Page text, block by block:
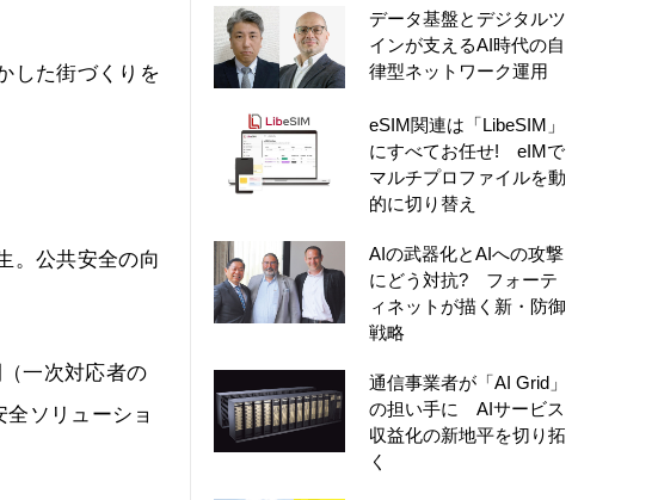
した街づくりを
。公共安全の向
一次対応者の
ソリューショ
データ基盤とデジタルツ
インが支えるAI時代の自
律型ネットワーク運用
eSIM関連は「LibeSIM」
にすべてお任せ! eIMで
マルチプロファイルを動
的に切り替え
AIの武器化とAIへの攻撃
にどう対抗? フォーテ
ィネットが描く新・防御
戦略
通信事業者が「AI Grid」
の担い手に AIサービス
収益化の新地平を切り拓
く